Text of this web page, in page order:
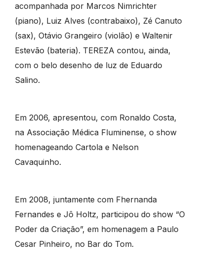
acompanhada por Marcos Nimrichter
(piano), Luiz Alves (contrabaixo), Zé Canuto
(sax), Otávio Grangeiro (violão) e Waltenir
Estevão (bateria). TEREZA contou, ainda,
com o belo desenho de luz de Eduardo
Salino.
Em 2006, apresentou, com Ronaldo Costa,
na Associação Médica Fluminense, o show
homenageando Cartola e Nelson
Cavaquinho.
Em 2008, juntamente com Fhernanda
Fernandes e Jô Holtz, participou do show “O
Poder da Criação”, em homenagem a Paulo
Cesar Pinheiro, no Bar do Tom.